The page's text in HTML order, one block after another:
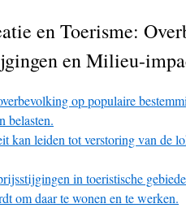
en Toerisme:
en Milieu-
op populaire
belasten.
kan leiden tot verstoring van de
in toeristische
om daar te wonen en te werken.